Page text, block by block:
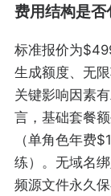
费用结构是否
标准报价为
生成额度、无
关键影响因素
言，基础套餐
（单角色年费
练）。无域名
频源文件永久